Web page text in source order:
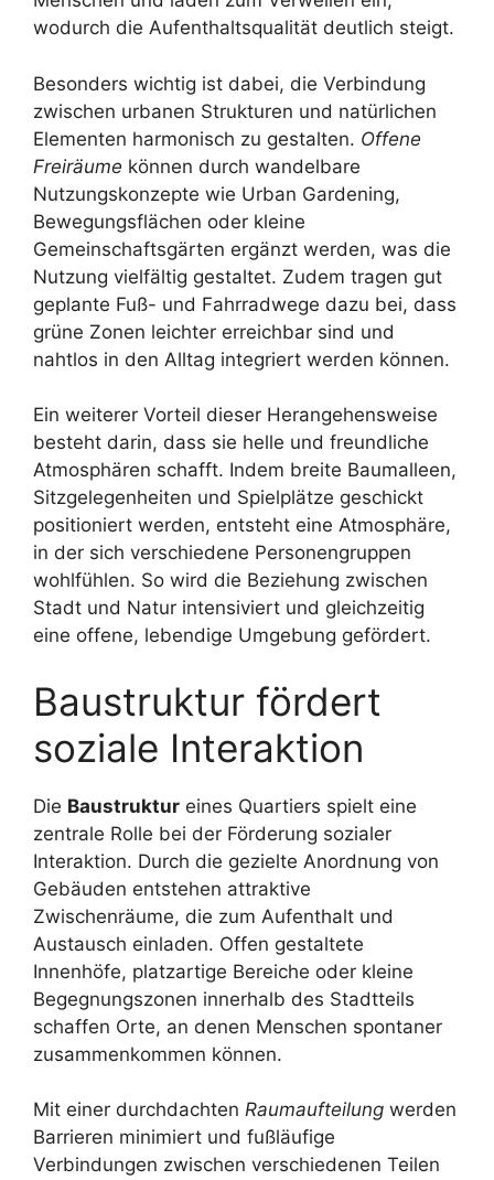
wodurch die Aufenthaltsqualität deutlich steigt.
Besonders wichtig ist dabei, die Verbindung
zwischen urbanen Strukturen und natürlichen
Elementen harmonisch zu gestalten. Offene
Freiräume können durch wandelbare
Nutzungskonzepte wie Urban Gardening,
Bewegungsflächen oder kleine
Gemeinschaftsgärten ergänzt werden, was die
Nutzung vielfältig gestaltet. Zudem tragen gut
geplante Fuß- und Fahrradwege dazu bei, dass
grüne Zonen leichter erreichbar sind und
nahtlos in den Alltag integriert werden können.
Ein weiterer Vorteil dieser Herangehensweise
besteht darin, dass sie helle und freundliche
Atmosphären schafft. Indem breite Baumalleen,
Sitzgelegenheiten und Spielplätze geschickt
positioniert werden, entsteht eine Atmosphäre,
in der sich verschiedene Personengruppen
wohlfühlen. So wird die Beziehung zwischen
Stadt und Natur intensiviert und gleichzeitig
eine offene, lebendige Umgebung gefördert.
Baustruktur fördert
soziale Interaktion
Die Baustruktur eines Quartiers spielt eine
zentrale Rolle bei der Förderung sozialer
Interaktion. Durch die gezielte Anordnung von
Gebäuden entstehen attraktive
Zwischenräume, die zum Aufenthalt und
Austausch einladen. Offen gestaltete
Innenhöfe, platzartige Bereiche oder kleine
Begegnungszonen innerhalb des Stadtteils
schaffen Orte, an denen Menschen spontaner
zusammenkommen können.
Mit einer durchdachten Raumaufteilung werden
Barrieren minimiert und fußläufige
Verbindungen zwischen verschiedenen Teilen